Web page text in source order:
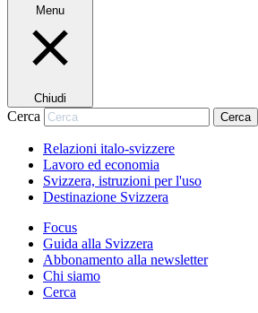
Menu
Chiudi
Cerca Cerca
Relazioni italo-svizzere
Lavoro ed economia
Svizzera, istruzioni per l'uso
Destinazione Svizzera
Focus
Guida alla Svizzera
Abbonamento alla newsletter
Chi siamo
Cerca